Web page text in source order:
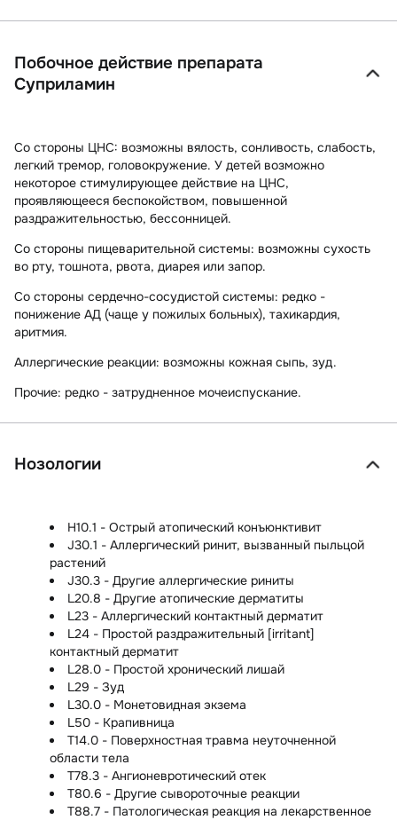
Побочное действие препарата
Суприламин
Со стороны ЦНС: возможны вялость, сонливость, слабость,
легкий тремор, головокружение. У детей возможно
некоторое стимулирующее действие на ЦНС,
проявляющееся беспокойством, повышенной
раздражительностью, бессонницей.
Со стороны пищеварительной системы: возможны сухость
во рту, тошнота, рвота, диарея или запор.
Со стороны сердечно-сосудистой системы: редко -
понижение АД (чаще у пожилых больных), тахикардия,
аритмия.
Аллергические реакции: возможны кожная сыпь, зуд.
Прочие: редко - затрудненное мочеиспускание.
Нозологии
H10.1 - Острый атопический конъюнктивит
J30.1 - Аллергический ринит, вызванный пыльцой
растений
J30.3 - Другие аллергические риниты
L20.8 - Другие атопические дерматиты
L23 - Аллергический контактный дерматит
L24 - Простой раздражительный [irritant]
контактный дерматит
L28.0 - Простой хронический лишай
L29 - Зуд
L30.0 - Монетовидная экзема
L50 - Крапивница
T14.0 - Поверхностная травма неуточненной
области тела
T78.3 - Ангионевротический отек
T80.6 - Другие сывороточные реакции
T88.7 - Патологическая реакция на лекарственное